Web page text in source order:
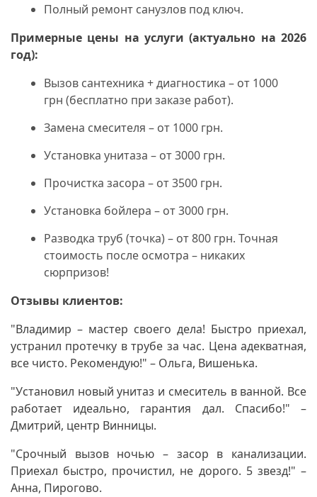
Полный ремонт санузлов под ключ.
Примерные цены на услуги (актуально на 2026
год):
Вызов сантехника + диагностика – от 1000
грн (бесплатно при заказе работ).
Замена смесителя – от 1000 грн.
Установка унитаза – от 3000 грн.
Прочистка засора – от 3500 грн.
Установка бойлера – от 3000 грн.
Разводка труб (точка) – от 800 грн. Точная
стоимость после осмотра – никаких
сюрпризов!
Отзывы клиентов:
"Владимир – мастер своего дела! Быстро приехал,
устранил протечку в трубе за час. Цена адекватная,
все чисто. Рекомендую!" – Ольга, Вишенька.
"Установил новый унитаз и смеситель в ванной. Все
работает идеально, гарантия дал. Спасибо!" –
Дмитрий, центр Винницы.
"Срочный вызов ночью – засор в канализации.
Приехал быстро, прочистил, не дорого. 5 звезд!" –
Анна, Пирогово.